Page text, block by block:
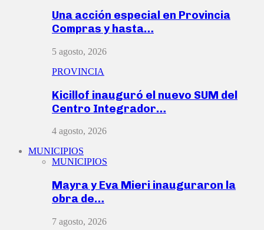
Una acción especial en Provincia
Compras y hasta…
5 agosto, 2026
PROVINCIA
Kicillof inauguró el nuevo SUM del
Centro Integrador…
4 agosto, 2026
MUNICIPIOS
MUNICIPIOS
Mayra y Eva Mieri inauguraron la
obra de…
7 agosto, 2026